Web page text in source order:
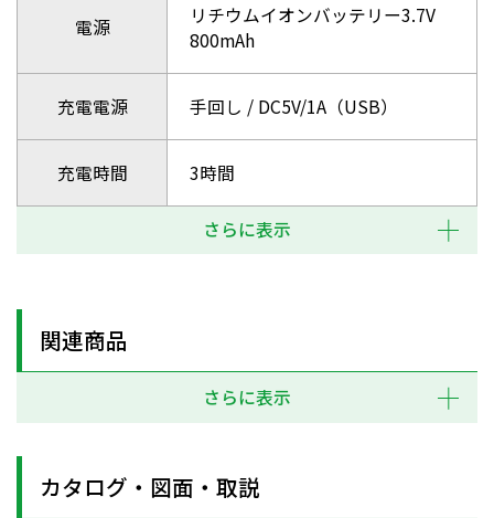
電源
リチウムイオンバッテリー3.7V
800mAh
充電電源 手回し / DC5V/1A（USB）
充電時間 3時間
さらに表示
関連商品
さらに表示
カタログ・図面・取説